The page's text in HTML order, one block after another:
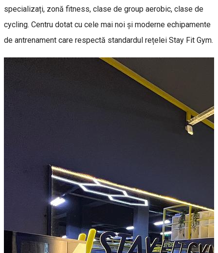
specializați, zonă fitness, clase de group aerobic, clase de
cycling. Centru dotat cu cele mai noi și moderne echipamente
de antrenament care respectă standardul rețelei Stay Fit Gym.